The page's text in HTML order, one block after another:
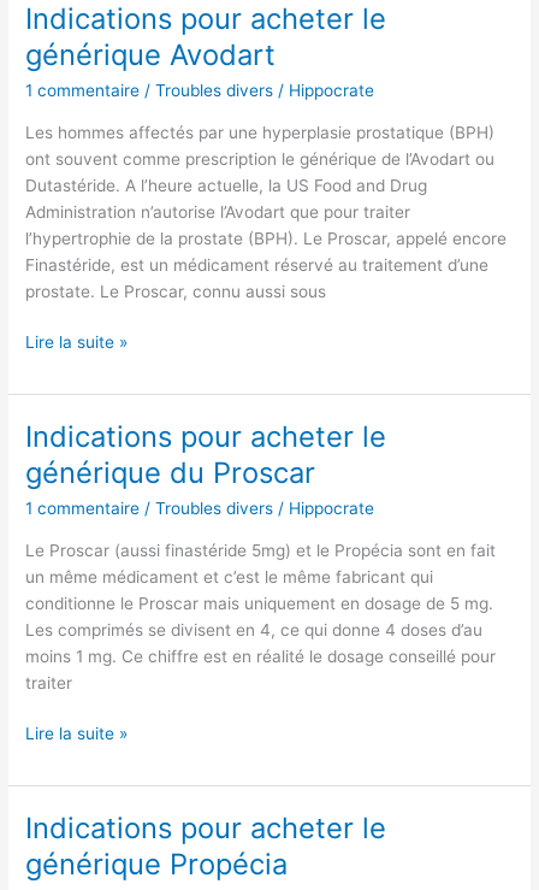
Indications pour acheter le
générique Avodart
1 commentaire /Troubles divers / Hippocrate
Les hommes affectés par une hyperplasie prostatique (BPH)
ont souvent comme prescription le générique de l’Avodart ou
Dutastéride. A l’heure actuelle, la US Food and Drug
Administration n’autorise l’Avodart que pour traiter
l’hypertrophie de la prostate (BPH). Le Proscar, appelé encore
Finastéride, est un médicament réservé au traitement d’une
prostate. Le Proscar, connu aussi sous
Lire la suite »
Indications pour acheter le
générique du Proscar
1 commentaire /Troubles divers / Hippocrate
Le Proscar (aussi finastéride 5mg) et le Propécia sont en fait
un même médicament et c’est le même fabricant qui
conditionne le Proscar mais uniquement en dosage de 5 mg.
Les comprimés se divisent en 4, ce qui donne 4 doses d’au
moins 1 mg. Ce chiffre est en réalité le dosage conseillé pour
traiter
Indications
pour
acheter
le
Lire la suite »
Indications pour acheter le
générique Propécia
Indications
pour
acheter